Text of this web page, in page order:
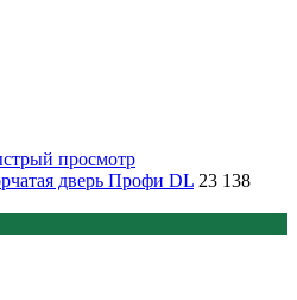
просмотр
дверь Профи DL 23 138